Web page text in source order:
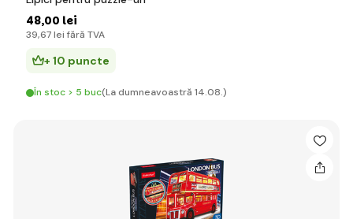
48,00 lei
39,67 lei fără TVA
+ 10 puncte
În stoc > 5 buc(La dumneavoastră 14.08.)